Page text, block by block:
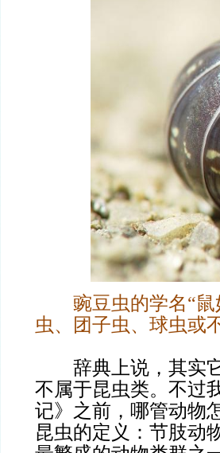
豌豆虫的学名“
虫、团子虫、球虫或
辞典上说，其实它
不属于昆虫类。不过
记》之前，哪管动物
昆虫的定义：节肢动